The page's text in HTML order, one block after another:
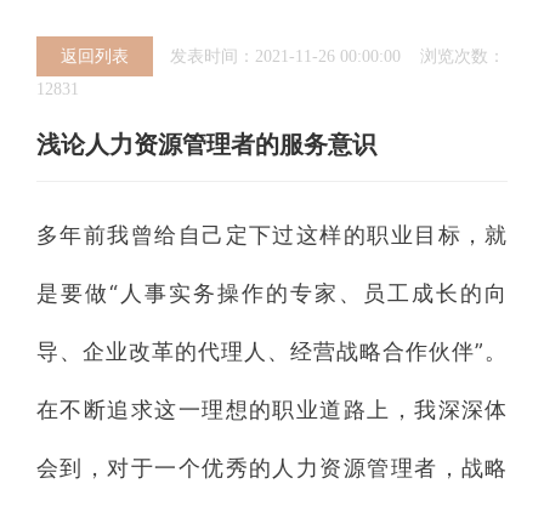
返回列表
发表时间：2021-11-26 00:00:00 浏览次数：
12831
浅论人力资源管理者的服务意识
多年前我曾给自己定下过这样的职业目标，就
是要做“人事实务操作的专家、员工成长的向
导、企业改革的代理人、经营战略合作伙伴”。
在不断追求这一理想的职业道路上，我深深体
会到，对于一个优秀的人力资源管理者，战略